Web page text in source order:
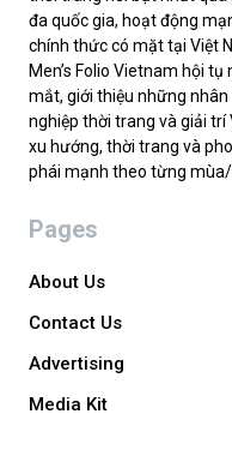
đa quốc gia, hoạt động
chính thức có mặt tại Việt
Men’s Folio Vietnam hội
mắt, giới thiệu những
nghiệp thời trang và giải trí
xu hướng, thời trang và
phái mạnh theo từng mùa/
Pages
About Us
Contact Us
Advertising
Media Kit